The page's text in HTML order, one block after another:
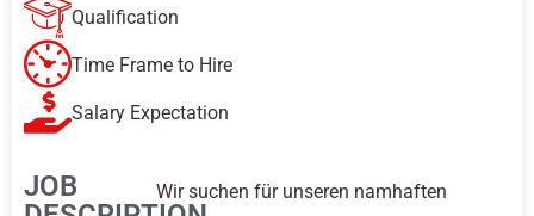
Qualification
Time Frame to Hire
Salary Expectation
JOB
Wir suchen für unseren namhaften